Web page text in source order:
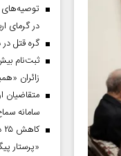
در گرمای
گره قتل در دی‌جی
ثبت‌نام
زائران
سامانه